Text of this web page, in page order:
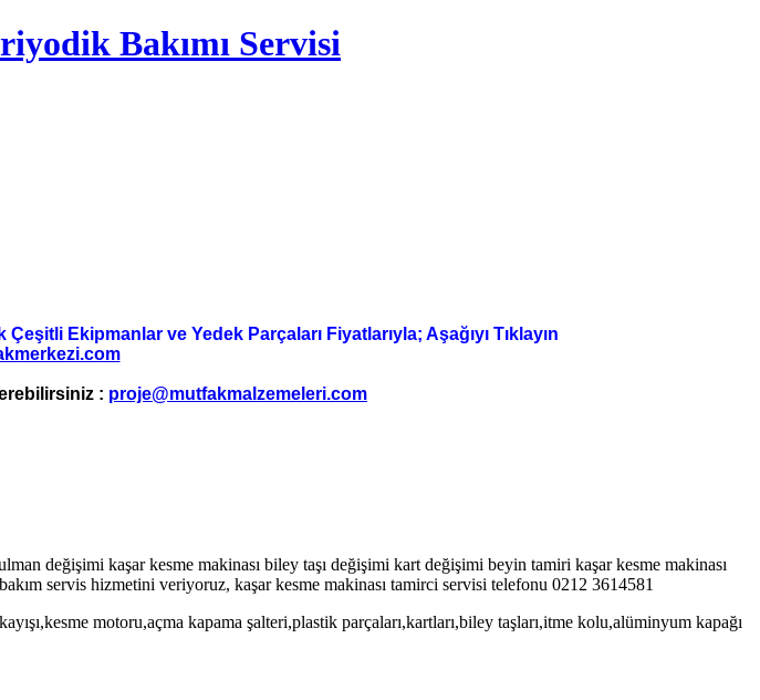
Bakımı Servisi
Ekipmanlar ve Yedek Parçaları Fiyatlarıyla; Aşağıyı Tıklayın
: proje@mutfakmalzemeleri.com
değişimi kaşar kesme makinası biley taşı değişimi kart değişimi beyin tamiri kaşar kesme makinası
servis hizmetini veriyoruz, kaşar kesme makinası tamirci servisi telefonu 0212 3614581
motoru,açma kapama şalteri,plastik parçaları,kartları,biley taşları,itme kolu,alüminyum kapağı